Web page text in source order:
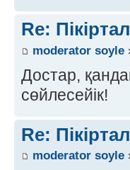
Re:
moderator soyle
Достар,
сөйлесейік!
Re:
moderator soyle